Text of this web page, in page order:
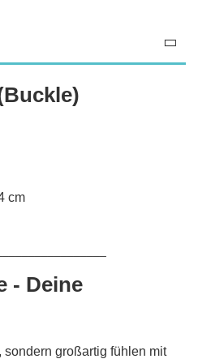
cm
- Deine
sondern großartig fühlen mit